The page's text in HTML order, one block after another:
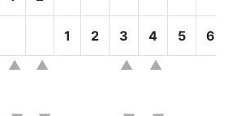
1 2 3 4 5 6